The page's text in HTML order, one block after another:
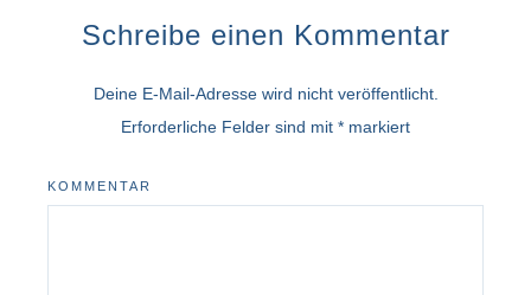
Schreibe einen Kommentar
Deine E-Mail-Adresse wird nicht veröffentlicht.
Erforderliche Felder sind mit * markiert
KOMMENTAR